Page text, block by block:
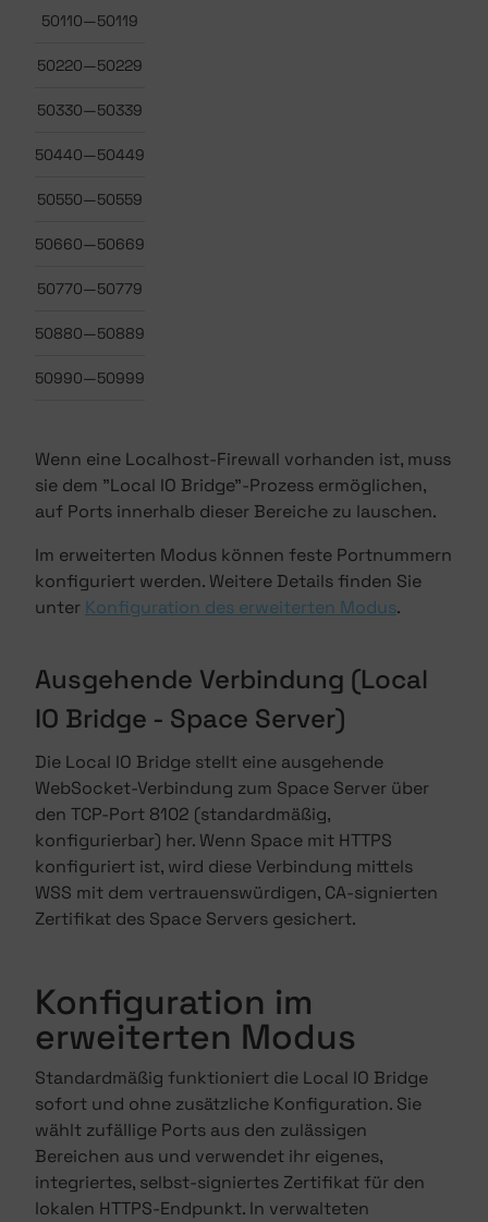
50110—50119
50220—50229
50330—50339
50440—50449
50550—50559
50660—50669
50770—50779
50880—50889
50990—50999
Wenn eine Localhost-Firewall vorhanden ist, muss
sie dem "Local IO Bridge"-Prozess ermöglichen,
auf Ports innerhalb dieser Bereiche zu lauschen.
Im erweiterten Modus können feste Portnummern
konfiguriert werden. Weitere Details finden Sie
unter Konfiguration des erweiterten Modus.
Ausgehende Verbindung (Local
IO Bridge - Space Server)
Die Local IO Bridge stellt eine ausgehende
WebSocket-Verbindung zum Space Server über
den TCP-Port 8102 (standardmäßig,
konfigurierbar) her. Wenn Space mit HTTPS
konfiguriert ist, wird diese Verbindung mittels
WSS mit dem vertrauenswürdigen, CA-signierten
Zertifikat des Space Servers gesichert.
Konfiguration im
erweiterten Modus
Standardmäßig funktioniert die Local IO Bridge
sofort und ohne zusätzliche Konfiguration. Sie
wählt zufällige Ports aus den zulässigen
Bereichen aus und verwendet ihr eigenes,
integriertes, selbst-signiertes Zertifikat für den
lokalen HTTPS-Endpunkt. In verwalteten